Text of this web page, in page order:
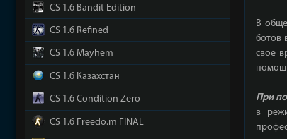
В
ботов
свое
При
в
CS 1.6 Bandit Edition
CS 1.6 Refined
CS 1.6 Mayhem
CS 1.6 Казахстан
CS 1.6 Condition Zero
CS 1.6 Freedo.m FINAL